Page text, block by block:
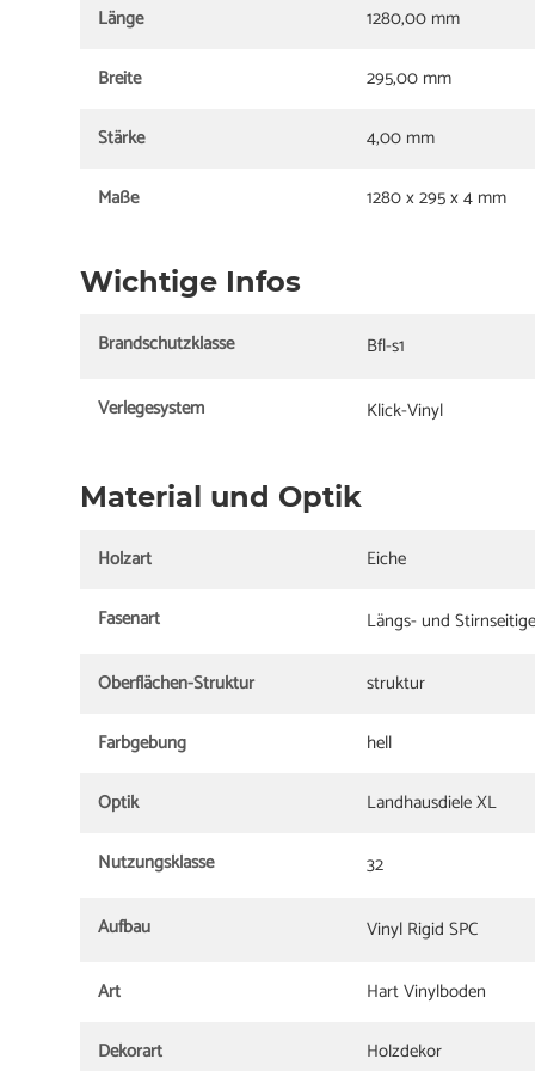
Länge
1280,00 mm
Breite
295,00 mm
Stärke
4,00 mm
Maße
1280 x 295 x 4 mm
Wichtige Infos
Brandschutzklasse Bfl-s1
Verlegesystem Klick-Vinyl
Material und Optik
Holzart
Eiche
Fasenart
Längs- und
Oberflächen-Struktur
struktur
Farbgebung
hell
Optik
Landhausdiele XL
Nutzungsklasse
32
Aufbau Vinyl Rigid SPC
Art
Hart Vinylboden
Dekorart
Holzdekor